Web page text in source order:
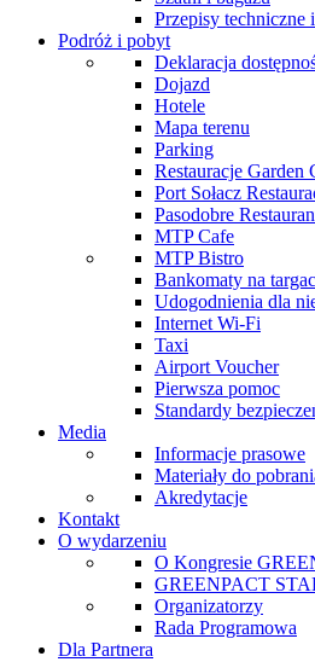
Przepisy techniczne
Podróż i pobyt
Deklaracja
Dojazd
Hotele
Mapa terenu
Parking
Restauracje Garden
Port Sołacz
Pasodobre
MTP Cafe
MTP Bistro
Bankomaty na
Udogodnienia dla
Internet Wi-Fi
Taxi
Airport Voucher
Pierwsza pomoc
Standardy
Media
Informacje prasowe
Materiały do
Akredytacje
Kontakt
O wydarzeniu
O Kongresie
GREENPACT
Organizatorzy
Rada Programowa
Dla Partnera